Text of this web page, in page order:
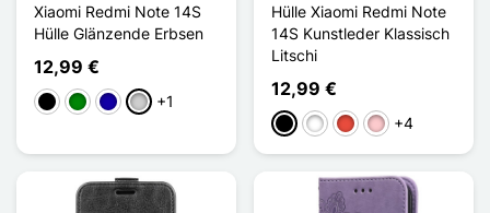
Xiaomi Redmi Note 14S
Hülle Glänzende Erbsen
12,99 €
Schwarz
GrünDunkelblau
Silber
+1
Hülle Xiaomi Redmi Note
14S Kunstleder Klassisch
Litschi
12,99 €
Schwarz
WeißRot Pink+4